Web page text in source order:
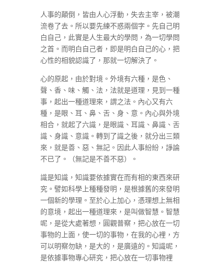
人事的顛倒，皆由人心浮動，失去主宰，被潮
流卷了去。所以要先練不惑兩個字。先自己明
白自己，此實是人生最大的學問，為一切學問
之首。而明白自己者，即是明白自己的心，把
心性的相貌認識了，那就一切解決了。
心的原起，由於對境。外境有六種，是色、
聲、香、味、觸、法，法就是道理，見到一種
事，起出一種道理來，謂之法。內心又有六
種，是眼、耳、鼻、舌、身、意。內心與外境
相合，就起了六識，是眼識、耳識、鼻識、舌
識、身識、意識。轉到了識之後，就分出三類
來，就是善、惡、無記。因此人事紛紛，諍論
不已了。（無記是不善不惡）。
識是知識，知識要依據實在而有相的東西來研
究。譬如科學上種種發明，是根據舊的來發明
一個新的學理。至於心上加心，憑理想上無相
的意境，起出一種道理來，是叫做智慧。智慧
呢，是從大處著想，圓觀普察，把心放在一切
事物的上面，使一切的事物，在我的心裡，方
可以明察勿缺，是大的，是廣遠的。知識呢，
是依據事物專心研究，把心放在一切事物裡